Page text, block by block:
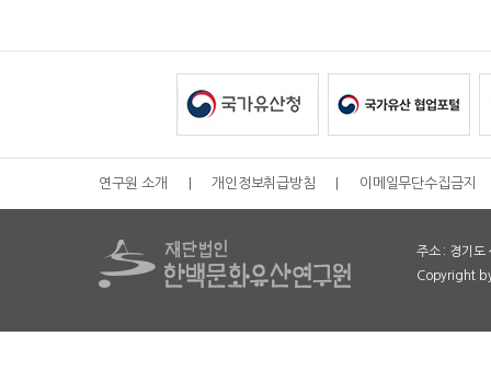
연구원 소개 개인정보취급방침 이메일무단수집금지
주소 : 경기
Copyright